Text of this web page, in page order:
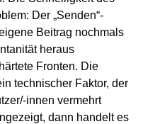
Der „Senden“-
Beitrag nochmals
heraus
Fronten. Die
technischer Faktor, der
innen vermehrt
dann handelt es